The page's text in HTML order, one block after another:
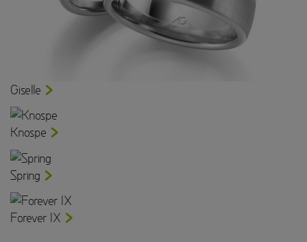
Giselle
Knospe
Spring
Forever IX